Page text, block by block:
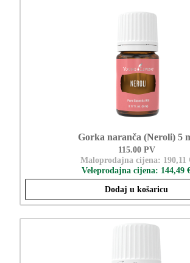
Gorka naranča (Neroli) 5
115.00 PV
Maloprodajna cijena: 190,11
Veleprodajna cijena: 144,49
Dodaj u košaricu